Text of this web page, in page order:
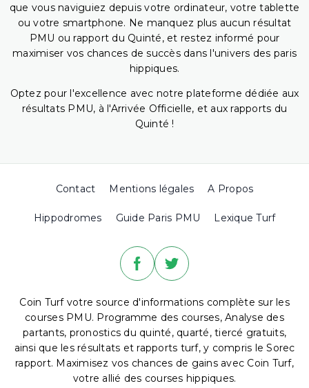
que vous naviguiez depuis votre ordinateur, votre tablette
ou votre smartphone. Ne manquez plus aucun résultat
PMU ou rapport du Quinté, et restez informé pour
maximiser vos chances de succès dans l'univers des paris
hippiques.
Optez pour l'excellence avec notre plateforme dédiée aux
résultats PMU, à l'Arrivée Officielle, et aux rapports du
Quinté !
Contact Mentions légales A Propos
Hippodromes Guide Paris PMU Lexique Turf
Coin Turf votre source d'informations complète sur les
courses PMU. Programme des courses, Analyse des
partants, pronostics du quinté, quarté, tiercé gratuits,
ainsi que les résultats et rapports turf, y compris le Sorec
rapport. Maximisez vos chances de gains avec Coin Turf,
votre allié des courses hippiques.